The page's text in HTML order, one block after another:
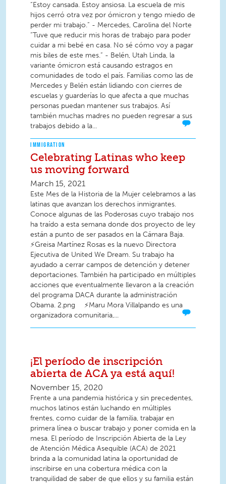
“Estoy cansada. Estoy ansiosa. La escuela de mis
hijos cerró otra vez por ómicron y tengo miedo de
perder mi trabajo.” - Mercedes, Carolina del Norte
“Tuve que reducir mis horas de trabajo para poder
cuidar a mi bebé en casa. No sé cómo voy a pagar
mis biles de este mes.” - Belén, Utah Linda, la
variante ómicron está causando estragos en
comunidades de todo el país. Familias como las de
Mercedes y Belén están lidiando con cierres de
escuelas y guarderías lo que afecta a que muchas
personas puedan mantener sus trabajos. Así
también muchas madres no pueden regresar a sus
trabajos debido a la...
IMMIGRATION
Celebrating Latinas who keep
us moving forward
March 15, 2021
Este Mes de la Historia de la Mujer celebramos a las
latinas que avanzan los derechos inmigrantes.
Conoce algunas de las Poderosas cuyo trabajo nos
ha traído a esta semana donde dos proyecto de ley
están a punto de ser pasados en la Cámara Baja.
⚡Greisa Martínez Rosas es la nuevo Directora
Ejecutiva de United We Dream. Su trabajo ha
ayudado a cerrar campos de detención y detener
deportaciones. También ha participado en múltiples
acciones que eventualmente llevaron a la creación
del programa DACA durante la administración
Obama. 2.png ⠀ ⚡️Maru Mora Villalpando es una
organizadora comunitaria,...
¡El período de inscripción
abierta de ACA ya está aquí!
November 15, 2020
Frente a una pandemia histórica y sin precedentes,
muchos latinos están luchando en múltiples
frentes, como cuidar de la familia, trabajar en
primera línea o buscar trabajo y poner comida en la
mesa. El período de Inscripción Abierta de la Ley
de Atención Médica Asequible (ACA) de 2021
brinda a la comunidad latina la oportunidad de
inscribirse en una cobertura médica con la
tranquilidad de saber de que ellos y su familia están